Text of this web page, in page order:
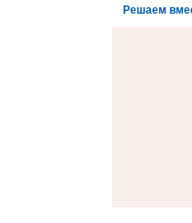
Решаем